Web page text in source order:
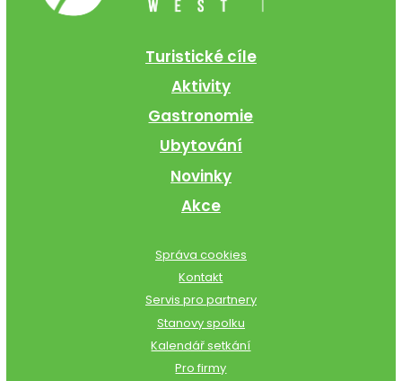
Turistické cíle
Aktivity
Gastronomie
Ubytování
Novinky
Akce
Správa cookies
Kontakt
Servis pro partnery
Stanovy spolku
Kalendář setkání
Pro firmy